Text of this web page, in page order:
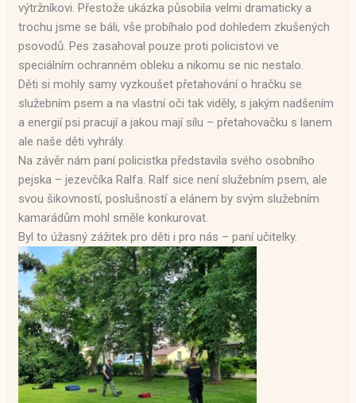
výtržníkovi. Přestože ukázka působila velmi dramaticky a
trochu jsme se báli, vše probíhalo pod dohledem zkušených
psovodů. Pes zasahoval pouze proti policistovi ve
speciálním ochranném obleku a nikomu se nic nestalo.
Děti si mohly samy vyzkoušet přetahování o hračku se
služebním psem a na vlastní oči tak viděly, s jakým nadšením
a energií psi pracují a jakou mají sílu – přetahovačku s lanem
ale naše děti vyhrály.
Na závěr nám paní policistka představila svého osobního
pejska – jezevčíka Ralfa. Ralf sice není služebním psem, ale
svou šikovností, poslušností a elánem by svým služebním
kamarádům mohl směle konkurovat.
Byl to úžasný zážitek pro děti i pro nás – paní učitelky.